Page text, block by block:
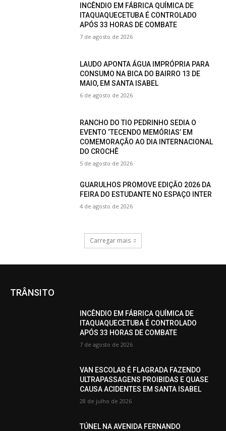
INCÊNDIO EM FÁBRICA QUÍMICA DE
ITAQUAQUECETUBA É CONTROLADO
APÓS 33 HORAS DE COMBATE
7 de agosto de 2026
LAUDO APONTA ÁGUA IMPRÓPRIA PARA
CONSUMO NA BICA DO BAIRRO 13 DE
MAIO, EM SANTA ISABEL
6 de agosto de 2026
RANCHO DO TIO PEDRINHO SEDIA O
EVENTO ‘TECENDO MEMÓRIAS’ EM
COMEMORAÇÃO AO DIA INTERNACIONAL
DO CROCHÊ
5 de agosto de 2026
GUARULHOS PROMOVE EDIÇÃO 2026 DA
FEIRA DO ESTUDANTE NO ESPAÇO INTER
4 de agosto de 2026
Carregar mais
TRÂNSITO
INCÊNDIO EM FÁBRICA QUÍMICA DE
ITAQUAQUECETUBA É CONTROLADO
APÓS 33 HORAS DE COMBATE
7 de agosto de 2026
VAN ESCOLAR É FLAGRADA FAZENDO
ULTRAPASSAGENS PROIBIDAS E QUASE
CAUSA ACIDENTES EM SANTA ISABEL
28 de julho de 2026
TÚNEL NA AVENIDA FERNANDO